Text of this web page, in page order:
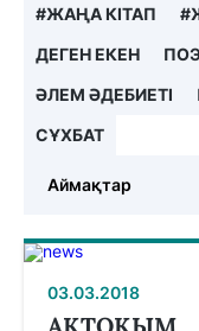
#ЖАҢА КІТАП
ДЕГЕН ЕКЕН
ӘЛЕМ ӘДЕБИЕТІ
СҰХБАТ
Аймақтар
03.03.2018